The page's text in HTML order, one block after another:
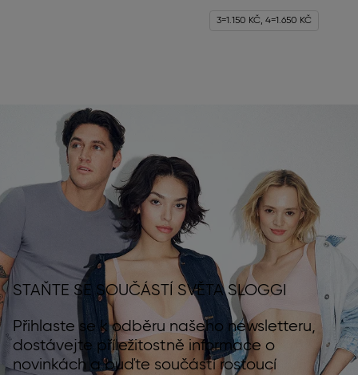
3=1.150 KČ, 4=1.650 KČ
STAŇTE SE SOUČÁSTÍ SVĚTA SLOGGI
Přihlaste se k odběru našeho newsletteru,
dostávejte příležitostně informace o
novinkách a buďte součástí rostoucí